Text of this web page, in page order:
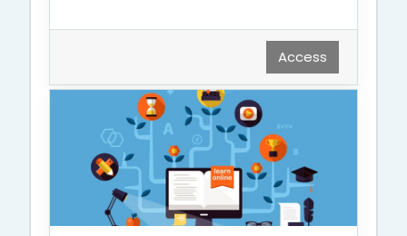
Access